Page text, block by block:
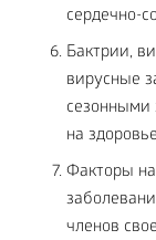
сердечно-
Бактрии,
вирусные
сезонными
на
Факторы
членов